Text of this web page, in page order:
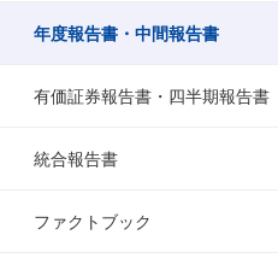
年度報告書・中間報告書
有価証券報告書・四半期報告書
統合報告書
ファクトブック